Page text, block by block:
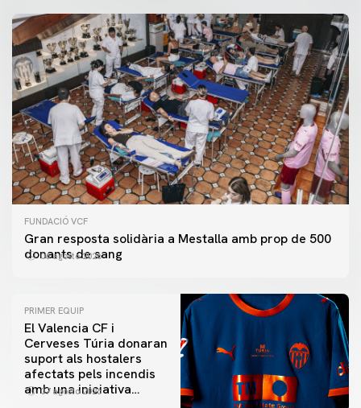
FUNDACIÓ VCF
Gran resposta solidària a Mestalla amb prop de 500
donants de sang
06 agosto 2026
PRIMER EQUIP
El Valencia CF i
Cerveses Túria donaran
suport als hostalers
afectats pels incendis
amb una iniciativa
07 agosto 2026